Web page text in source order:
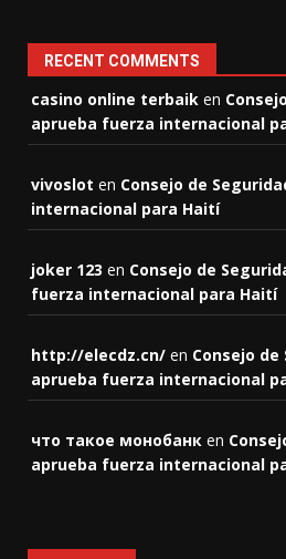
RECENT COMMENTS
casino online terbaik en
aprueba fuerza internacional
vivoslot en Consejo de
internacional para Haití
joker 123 en Consejo de
fuerza internacional para Haití
http://elecdz.cn/ en Consejo de
aprueba fuerza internacional
что такое монобанк en
aprueba fuerza internacional